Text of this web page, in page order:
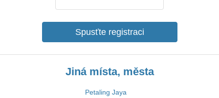
Spusťte registraci
Jiná místa, města
Petaling Jaya